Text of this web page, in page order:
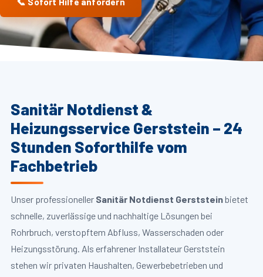
Sanitär Notdienst &
Heizungsservice Gerststein – 24
Stunden Soforthilfe vom
Fachbetrieb
Unser professioneller Sanitär Notdienst Gerststeinbietet
schnelle, zuverlässige und nachhaltige Lösungen bei
Rohrbruch, verstopftem Abfluss, Wasserschaden oder
Heizungsstörung. Als erfahrener Installateur Gerststein
stehen wir privaten Haushalten, Gewerbebetrieben und